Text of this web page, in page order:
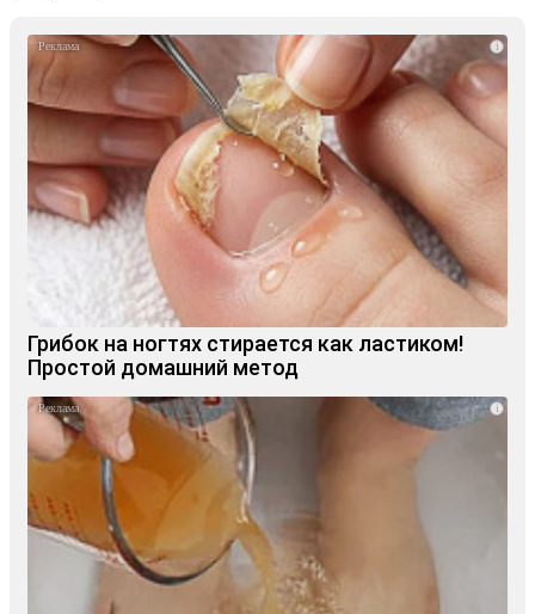
i
Грибок на ногтях стирается как ластиком!
Простой домашний метод
i